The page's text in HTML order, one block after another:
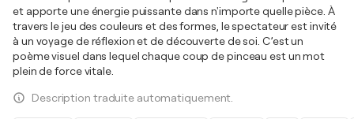
et apporte une énergie puissante dans n'importe quelle pièce. À
travers le jeu des couleurs et des formes, le spectateur est invité
à un voyage de réflexion et de découverte de soi. C’est un
poème visuel dans lequel chaque coup de pinceau est un mot
plein de force vitale.
Description traduite automatiquement.